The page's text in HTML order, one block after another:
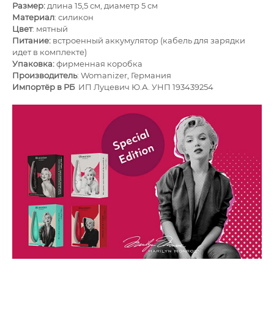
Размер: длина 15,5 см, диаметр 5 см
Материал: силикон
Цвет: мятный
Питание: встроенный аккумулятор (кабель для зарядки
идет в комплекте)
Упаковка:фирменная коробка
Производитель: Womanizer, Германия
Импортёр в РБ ИП Луцевич Ю.А. УНП 193439254